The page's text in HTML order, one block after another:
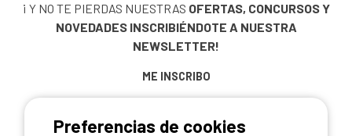
¡ Y NO TE PIERDAS NUESTRAS OFERTAS, CONCURSOS Y
NOVEDADES INSCRIBIÉNDOTE A NUESTRA
NEWSLETTER!
ME INSCRIBO
Preferencias de cookies